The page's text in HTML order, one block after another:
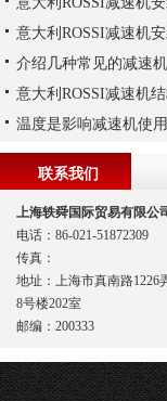
意大利ROSSI减速机
介绍几种常见的减速机
意大利ROSSI减速机
联系我们
上海轶舜国际贸易有限公
电话：86-021-51872309
传真：
地址：上海市真南路1226
8号楼202室
邮编：200333